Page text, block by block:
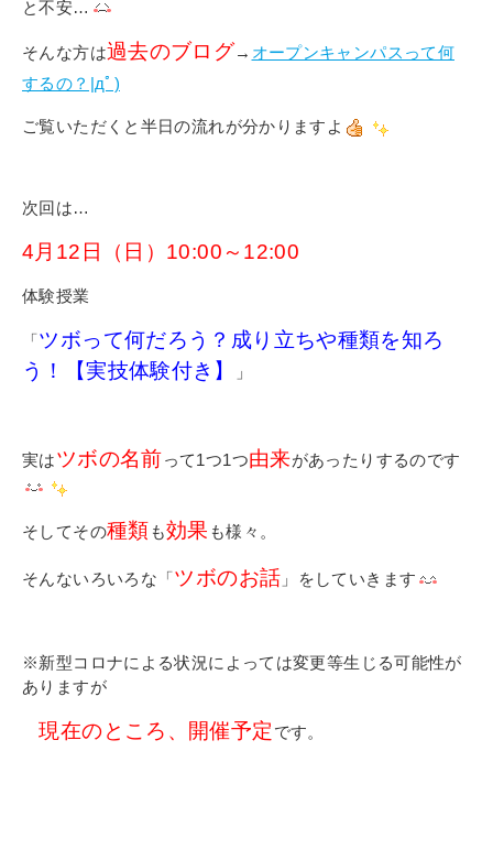
と不安…
そんな方は過去のブログ→ オープンキャンパスって何
するの？|дﾟ)
ご覧いただくと半日の流れが分かりますよ
次回は…
4月12日（日）10:00～12:00
体験授業
「ツボって何だろう？成り立ちや種類を知ろ
う！【実技体験付き】
」
実はツボの名前って1つ1つ由来があったりするのです
そしてその種類 も効果 も様々。
そんないろいろな「ツボのお話 」をしていきます
※新型コロナによる状況によっては変更等生じる可能性が
ありますが
現在のところ、開催予定 です。